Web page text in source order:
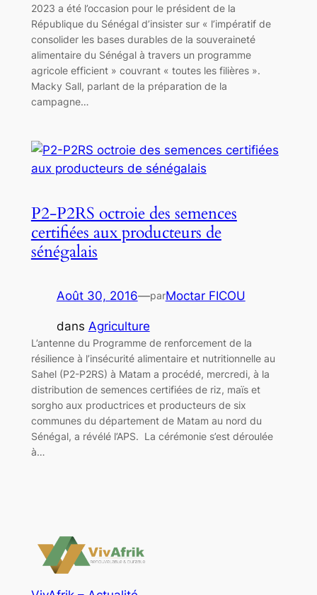
2023 a été l’occasion pour le président de la
République du Sénégal d’insister sur « l’impératif de
consolider les bases durables de la souveraineté
alimentaire du Sénégal à travers un programme
agricole efficient » couvrant « toutes les filières ».
Macky Sall, parlant de la préparation de la
campagne…
P2-P2RS octroie des semences
certifiées aux producteurs de
sénégalais
Août 30, 2016—parMoctar FICOU
dans Agriculture
L’antenne du Programme de renforcement de la
résilience à l’insécurité alimentaire et nutritionnelle au
Sahel (P2-P2RS) à Matam a procédé, mercredi, à la
distribution de semences certifiées de riz, maïs et
sorgho aux productrices et producteurs de six
communes du département de Matam au nord du
Sénégal, a révélé l’APS. La cérémonie s’est déroulée
à…